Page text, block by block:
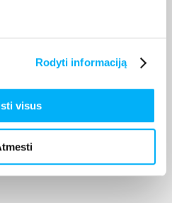
Rodyti informaciją
visus
in the carpet. Enough battery to